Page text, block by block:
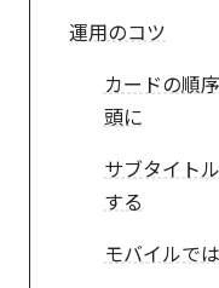
運用のコツ
カードの順
頭に
サブタイト
する
モバイルで